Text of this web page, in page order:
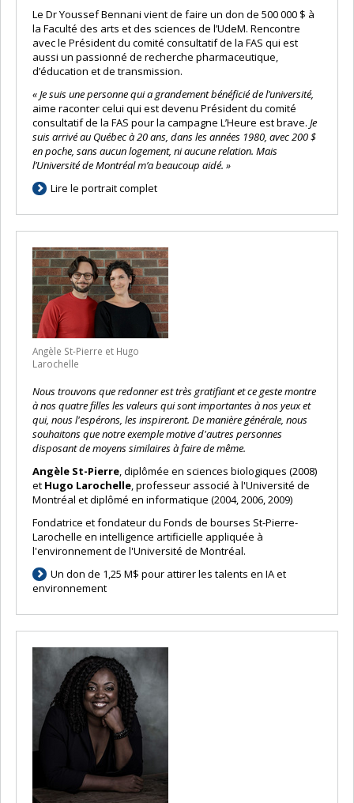
Le Dr Youssef Bennani vient de faire un don de 500 000 $ à
la Faculté des arts et des sciences de l’UdeM. Rencontre
avec le Président du comité consultatif de la FAS qui est
aussi un passionné de recherche pharmaceutique,
d’éducation et de transmission.
« Je suis une personne qui a grandement bénéficié de l’université,
aime raconter celui qui est devenu Président du comité
consultatif de la FAS pour la campagne L’Heure est brave. Je
suis arrivé au Québec à 20 ans, dans les années 1980, avec 200 $
en poche, sans aucun logement, ni aucune relation. Mais
l’Université de Montréal m’a beaucoup aidé. »
Lire le portrait complet
Angèle St-Pierre et Hugo
Larochelle
Nous trouvons que redonner est très gratifiant et ce geste montre
à nos quatre filles les valeurs qui sont importantes à nos yeux et
qui, nous l'espérons, les inspireront. De manière générale, nous
souhaitons que notre exemple motive d'autres personnes
disposant de moyens similaires à faire de même.
Angèle St-Pierre, diplômée en sciences biologiques (2008)
et Hugo Larochelle, professeur associé à l'Université de
Montréal et diplômé en informatique (2004, 2006, 2009)
Fondatrice et fondateur du Fonds de bourses St-Pierre-
Larochelle en intelligence artificielle appliquée à
l'environnement de l'Université de Montréal.
Un don de 1,25 M$ pour attirer les talents en IA et
environnement